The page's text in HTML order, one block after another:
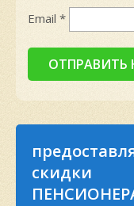
Email *
скидки